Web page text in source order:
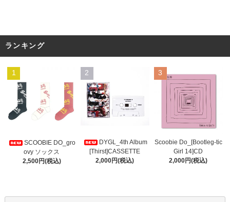
ランキング
1
SCOOBIE DO_gro
ovy ソックス
2,500円(税込)
2
DYGL_4th Album
[Thirst]CASSETTE
2,000円(税込)
3
Scoobie Do_[Bootleg-tic
Girl 14]CD
2,000円(税込)